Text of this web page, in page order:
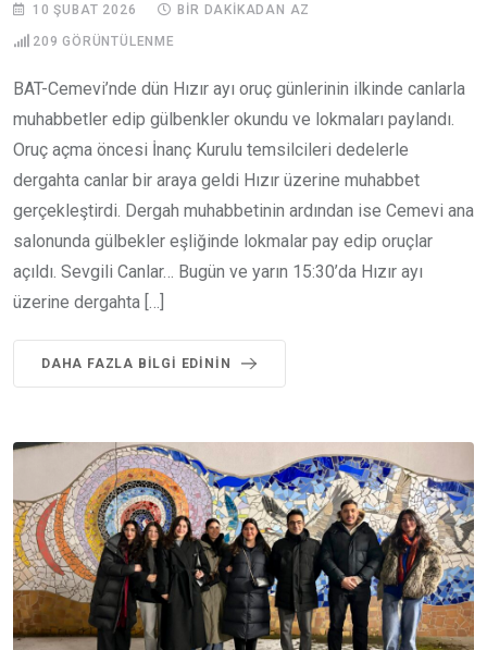
10 ŞUBAT 2026 BIR DAKIKADAN AZ
209 GÖRÜNTÜLENME
BAT-Cemevi’nde dün Hızır ayı oruç günlerinin ilkinde canlarla
muhabbetler edip gülbenkler okundu ve lokmaları paylandı.
Oruç açma öncesi İnanç Kurulu temsilcileri dedelerle
dergahta canlar bir araya geldi Hızır üzerine muhabbet
gerçekleştirdi. Dergah muhabbetinin ardından ise Cemevi ana
salonunda gülbekler eşliğinde lokmalar pay edip oruçlar
açıldı. Sevgili Canlar… Bugün ve yarın 15:30’da Hızır ayı
üzerine dergahta […]
DAHA FAZLA BILGI EDININ